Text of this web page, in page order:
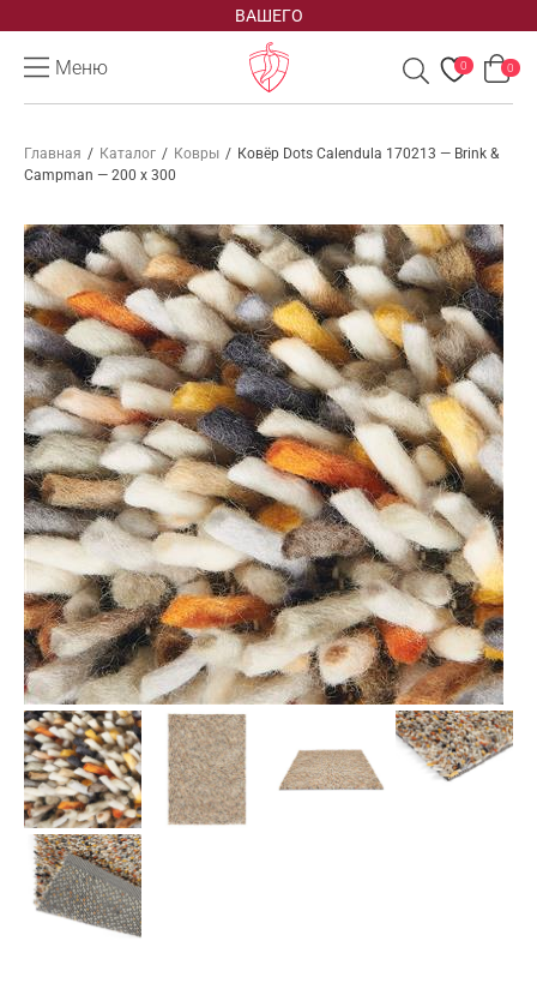
ВАШЕГО
Меню 0 0
Главная / Каталог / Ковры / Ковёр Dots Calendula 170213 — Brink &
Campman — 200 x 300